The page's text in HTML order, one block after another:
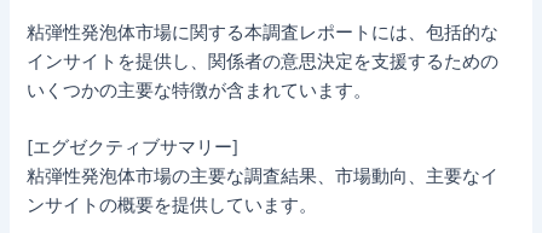
粘弾性発泡体市場に関する本調査レポートには、包括的な
インサイトを提供し、関係者の意思決定を支援するための
いくつかの主要な特徴が含まれています。
[エグゼクティブサマリー]
粘弾性発泡体市場の主要な調査結果、市場動向、主要なイ
ンサイトの概要を提供しています。